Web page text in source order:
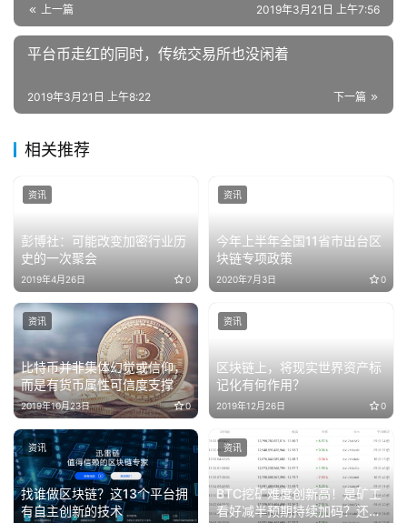
上一篇 2019年3月21日 上午7:56
平台币走红的同时，传统交易所也没闲着
下一篇
2019年3月21日 上午8:22
相关推荐
彭博社：可能改变加密行业历
史的一次聚会
2019年4月26日 0
资讯
今年上半年全国11省市出台区
块链专项政策
2020年7月3日 0
资讯
比特币并非集体幻觉或信仰，
而是有货币属性可信度支撑
2019年10月23日 0
资讯
区块链上，将现实世界资产标
记化有何作用？
2019年12月26日 0
资讯
找谁做区块链？这13个平台拥
有自主创新的技术
资讯
BTC挖矿难度创新高！是矿工
看好减半预期持续加码？还是
资讯